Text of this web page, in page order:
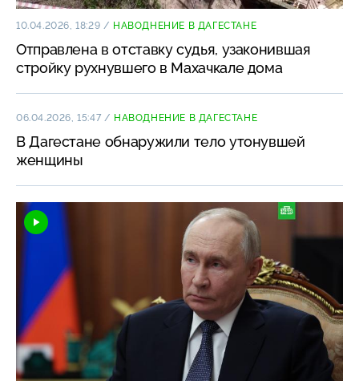
10.04.2026, 18:29 / НАВОДНЕНИЕ В ДАГЕСТАНЕ
Отправлена в отставку судья, узаконившая
стройку рухнувшего в Махачкале дома
06.04.2026, 15:47/ НАВОДНЕНИЕ В ДАГЕСТАНЕ
В Дагестане обнаружили тело утонувшей
женщины